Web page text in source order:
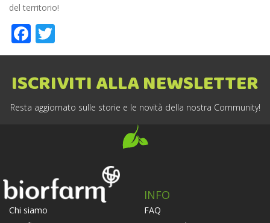
del territorio!
Facebook
ISCRIVITI ALLA NEWSLETTER
Resta aggiornato sulle storie e le novità della nostra Community!
Chi siamo
INFO
FAQ